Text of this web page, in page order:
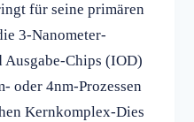
für seine primären
3-Nanometer-
Ausgabe-Chips (IOD)
oder 4nm-Prozessen
Kernkomplex-Dies